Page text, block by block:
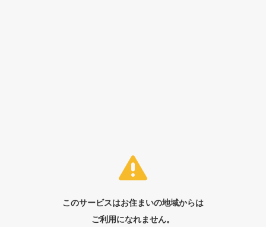
このサービスはお住まいの地域からは
ご利用になれません。